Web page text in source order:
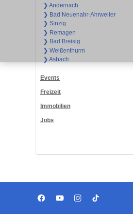
❯ Andernach
❯ Bad Neuenahr-Ahrweiler
❯ Sinzig
❯ Remagen
❯ Bad Breisig
❯ Weißenthurm
❯ Asbach
Events
Freizeit
Immobilien
Jobs